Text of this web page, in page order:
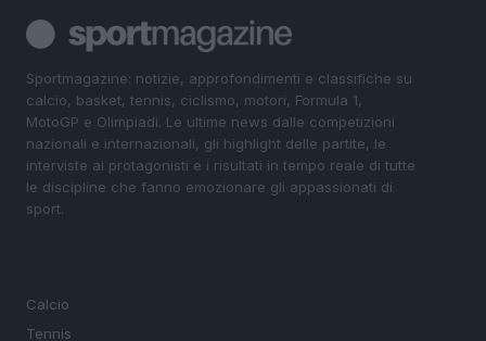
Sportmagazine: notizie, approfondimenti e classifiche su
calcio, basket, tennis, ciclismo, motori, Formula 1,
MotoGP e Olimpiadi. Le ultime news dalle competizioni
nazionali e internazionali, gli highlight delle partite, le
interviste ai protagonisti e i risultati in tempo reale di tutte
le discipline che fanno emozionare gli appassionati di
sport.
Calcio
Tennis